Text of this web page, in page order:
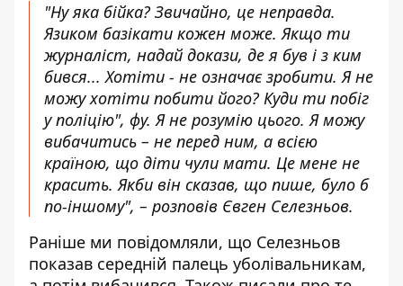
"Ну яка бійка? Звичайно, це неправда.
Язиком базікати кожен може. Якщо ти
журналіст, надай докази, де я був і з ким
бився... Хотіти - не означає зробити. Я не
можу хотіти побити його? Куди ти побіг
у поліцію", фу. Я не розумію цього. Я можу
вибачитись – не перед ним, а всією
країною, що діти чули мати. Це мене не
красить. Якби він сказав, що пише, було б
по-іншому", – розповів Євген Селезньов.
Раніше ми повідомляли, що Селезньов
показав середній палець уболівальникам,